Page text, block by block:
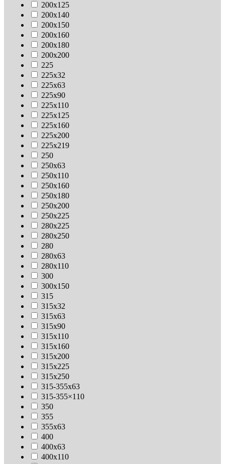
200х125
200х140
200х150
200х160
200х180
200х200
225
225х32
225х63
225х90
225х110
225х125
225х160
225х200
225х219
250
250х63
250х110
250х160
250х180
250х200
250х225
280х225
280х250
280
280х63
280х110
300
300х150
315
315х32
315х63
315х90
315х110
315х160
315х200
315х225
315х250
315-355х63
315-355×110
350
355
355х63
400
400х63
400х110